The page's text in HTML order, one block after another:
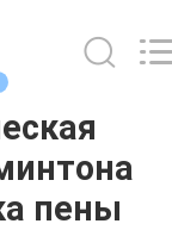
пены